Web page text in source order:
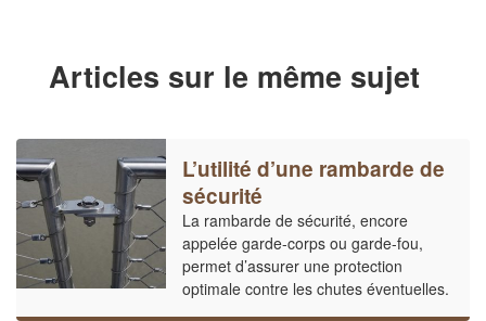
Articles sur le même sujet
L’utilité d’une rambarde de
sécurité
La rambarde de sécurité, encore
appelée garde-corps ou garde-fou,
permet d’assurer une protection
optimale contre les chutes éventuelles.